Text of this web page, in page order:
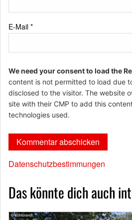
E-Mail *
We need your consent to load the
content is not permitted to load due
disclosed to the visitor. The website
site with their CMP to add this
technologies used.
Datenschutzbestimmungen
Das könnte dich auch